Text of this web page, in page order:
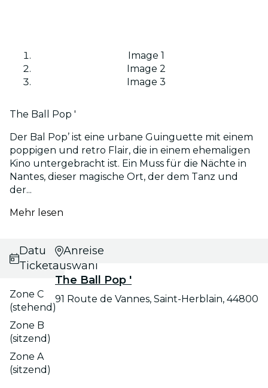
Image 1
Image 2
Image 3
The Ball Pop '
Der Bal Pop’ ist eine urbane Guinguette mit einem
poppigen und retro Flair, die in einem ehemaligen
Kino untergebracht ist. Ein Muss für die Nächte in
Nantes, dieser magische Ort, der dem Tanz und
der...
Mehr lesen
Datums- und
Ticketauswahl
Zone C
(stehend)
Zone B
(sitzend)
Zone A
(sitzend)
Anreise
The Ball Pop '
91 Route de Vannes, Saint-Herblain, 44800